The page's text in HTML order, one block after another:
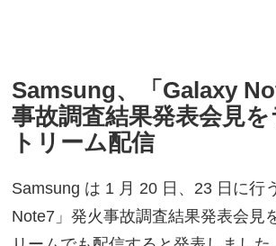
Samsung、「Galaxy
事故調査結果発表会見
トリーム配信
Samsung は 1 月 20 日、23 日に行
Note7」発火事故調査結果発表会見